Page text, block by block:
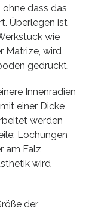
dass das
Überlegen ist
wie
Matrize, wird
gedrückt.
Innenradien
einer Dicke
werden
Lochungen
am Falz
wird
der